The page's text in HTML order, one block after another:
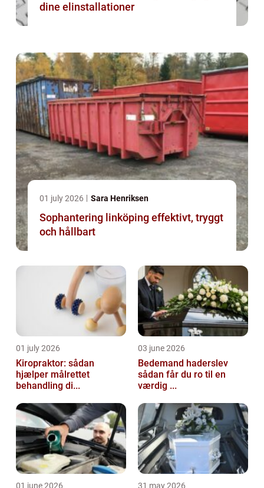
dine elinstallationer
01 july 2026 Sara Henriksen
Sophantering linköping effektivt, tryggt
och hållbart
01 july 2026
Kiropraktor: sådan
hjælper målrettet
behandling di...
03 june 2026
Bedemand haderslev
sådan får du ro til en
værdig ...
01 june 2026 31 may 2026